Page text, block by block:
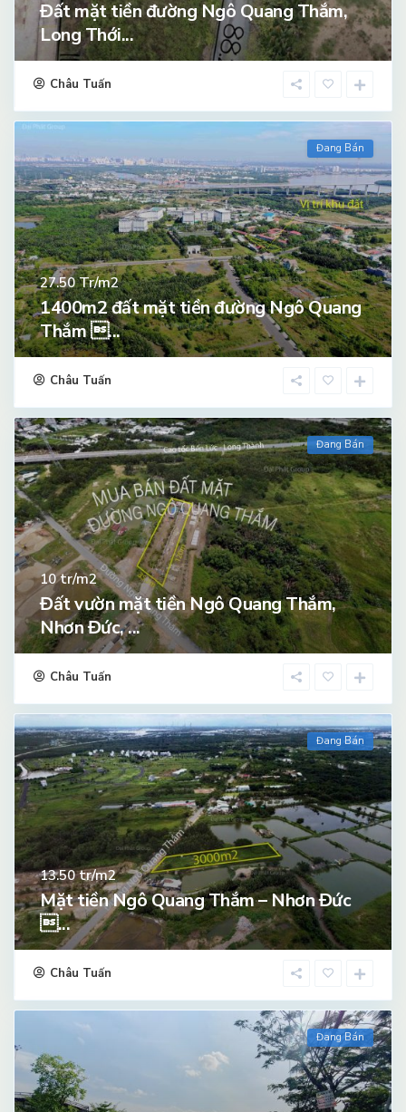
Đất mặt tiền đường Ngô Quang Thắm,
Long Thới...
Châu Tuấn
Đang Bán
27.50Tr/m2
1400m2 đất mặt tiền đường Ngô Quang
Thắm ...
Châu Tuấn
Đang Bán
10tr/m2
Đất vườn mặt tiền Ngô Quang Thắm,
Nhơn Đức, ...
Châu Tuấn
Đang Bán
13.50tr/m2
Mặt tiền Ngô Quang Thắm – Nhơn Đức
...
Châu Tuấn
Đang Bán